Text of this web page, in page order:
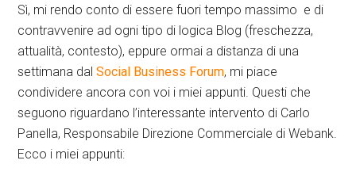
Sì, mi rendo conto di essere fuori tempo massimo e di
contravvenire ad ogni tipo di logica Blog (freschezza,
attualità, contesto), eppure ormai a distanza di una
settimana dalSocial Business Forum, mi piace
condividere ancora con voi i miei appunti. Questi che
seguono riguardano l’interessante intervento di Carlo
Panella, Responsabile Direzione Commerciale di Webank.
Ecco i miei appunti: